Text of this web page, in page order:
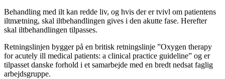
Behandling med ilt kan redde liv, og hvis der er tvivl om patientens
iltmætning, skal iltbehandlingen gives i den akutte fase. Herefter
skal iltbehandlingen tilpasses.
Retningslinjen bygger på en britisk retningslinje ”Oxygen therapy
for acutely ill medical patients: a clinical practice guideline” og er
tilpasset danske forhold i et samarbejde med en bredt nedsat faglig
arbejdsgruppe.